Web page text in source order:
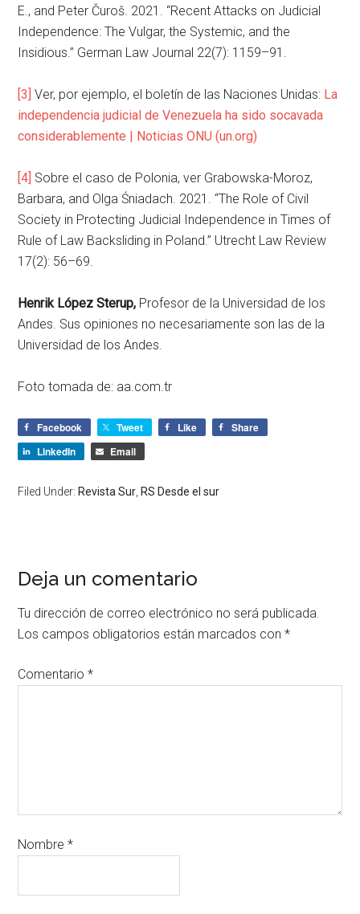
E., and Peter Čuroš. 2021. “Recent Attacks on Judicial
Independence: The Vulgar, the Systemic, and the
Insidious.” German Law Journal 22(7): 1159–91.
[3] Ver, por ejemplo, el boletín de las Naciones Unidas: La
independencia judicial de Venezuela ha sido socavada
considerablemente | Noticias ONU (un.org)
[4] Sobre el caso de Polonia, ver Grabowska-Moroz,
Barbara, and Olga Śniadach. 2021. “The Role of Civil
Society in Protecting Judicial Independence in Times of
Rule of Law Backsliding in Poland.” Utrecht Law Review
17(2): 56–69.
Henrik López Sterup, Profesor de la Universidad de los
Andes. Sus opiniones no necesariamente son las de la
Universidad de los Andes.
Foto tomada de: aa.com.tr
Facebook Tweet Like
Share
LinkedIn
Email
Filed Under: Revista Sur RS Desde el sur
Deja un comentario
Tu dirección de correo electrónico no será publicada.
Los campos obligatorios están marcados con*
Comentario*
Nombre*